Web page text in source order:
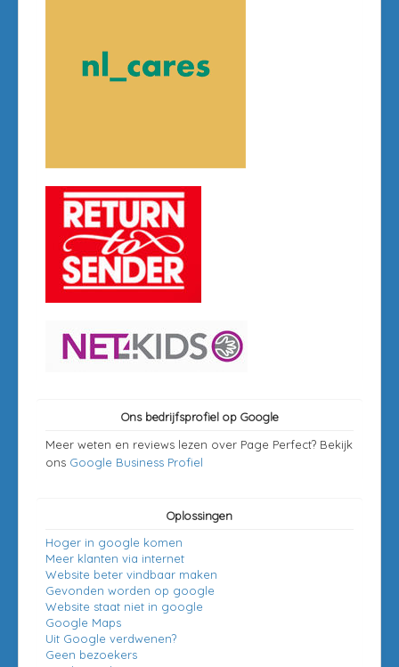
Ons bedrijfsprofiel op Google
Meer weten en reviews lezen over Page Perfect? Bekijk
ons Google Business Profiel
Oplossingen
Hoger in google komen
Meer klanten via internet
Website beter vindbaar maken
Gevonden worden op google
Website staat niet in google
Google Maps
Uit Google verdwenen?
Geen bezoekers